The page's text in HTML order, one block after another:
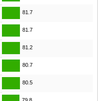
81.7
81.7
81.2
80.7
80.5